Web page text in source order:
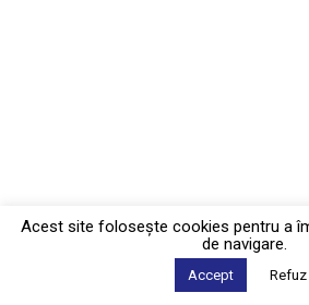
Acest site foloseşte cookies pentru a
de navigare.
Accept Refuz